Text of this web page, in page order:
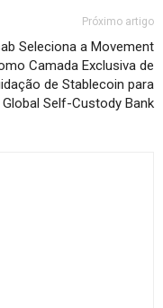
Próximo artigo
Seleciona a Movement
Camada Exclusiva de
de Stablecoin para
Self-Custody Bank